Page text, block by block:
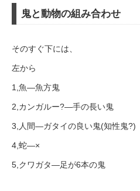
鬼と動物の組み合わせ
そのすぐ下には、
左から
1,魚―魚方鬼
2,カンガルー?―手の長い鬼
3,人間―ガタイの良い鬼(知性鬼?)
4,蛇―×
5,クワガタ―足が6本の鬼